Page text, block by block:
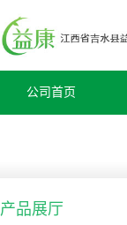
公司首页
产品展厅